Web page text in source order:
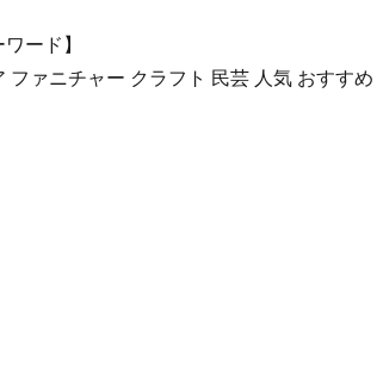
ワード】
ファニチャー クラフト 民芸 人気 おすす